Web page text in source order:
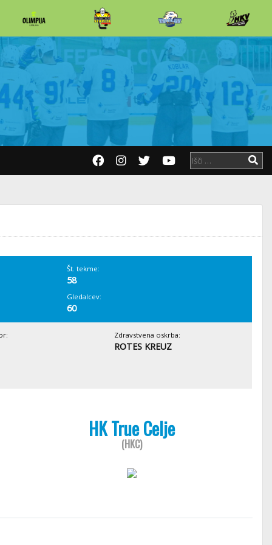
Št. tekme:
58
Gledalcev:
60
Zdravstvena oskrba:
ROTES KREUZ
HK True Celje
(HKC)